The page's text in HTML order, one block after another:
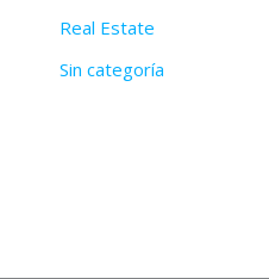
Real Estate
Sin categoría